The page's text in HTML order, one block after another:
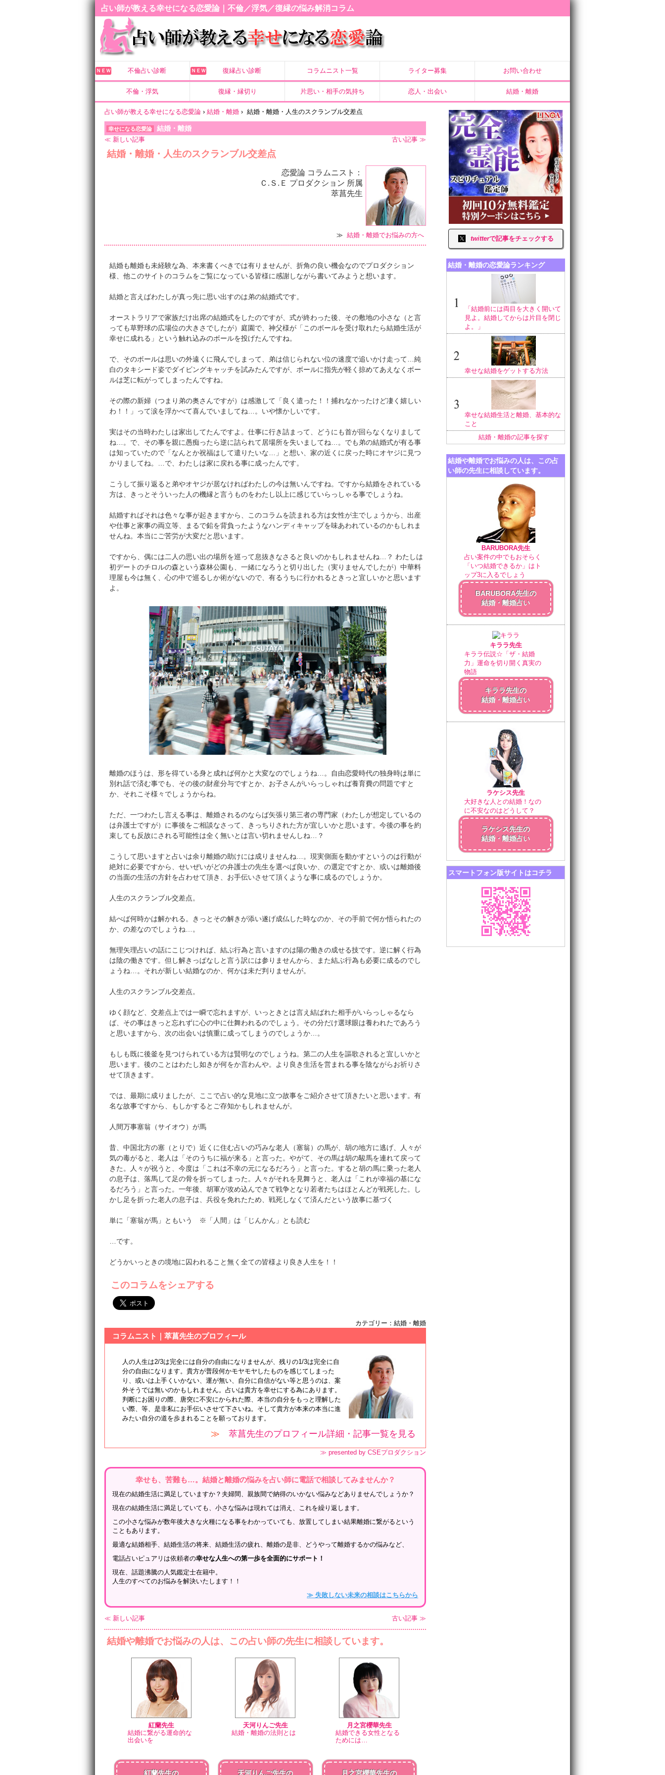
占い師が教える幸せになる恋愛論｜不倫／浮気／復縁の悩み解消コラム
ＮＥＷ 不倫占い診断 ＮＥＷ 復縁占い診断 コラムニスト一覧 ライター募集 お問い合わせ
不倫・浮気 復縁・縁切り 片思い・相手の気持ち 恋人・出会い 結婚・離婚
占い師が教える幸せになる恋愛論 ›結婚・離婚 › 結婚・離婚・人生のスクランブル交差点
幸せになる恋愛論 結婚・離婚
≪ 新しい記事 古い記事 ≫
結婚・離婚・人生のスクランブル交差点
恋愛論 コラムニスト：
Ｃ.Ｓ.Ｅ プロダクション 所属
萃菖先生
≫結婚・離婚でお悩みの方へ
結婚も離婚も未経験な為、本来書くべきでは有りませんが、折角の良い機会なのでプロダクション
様、他このサイトのコラムをご覧になっている皆様に感謝しながら書いてみようと想います。
結婚と言えばわたしが真っ先に思い出すのは弟の結婚式です。
オーストラリアで家族だけ出席の結婚式をしたのですが、式が終わった後、その敷地の小さな（と言
っても草野球の広場位の大きさでしたが）庭園で、神父様が「このボールを受け取れたら結婚生活が
幸せに成れる」という触れ込みのボールを投げたんですね。
で、そのボールは思いの外遠くに飛んでしまって、弟は信じられない位の速度で追いかけ走って…純
白のタキシード姿でダイビングキャッチを試みたんですが、ボールに指先が軽く掠めてあえなくボー
ルは芝に転がってしまったんですね。
その際の新婦（つまり弟の奥さんですが）は感激して「良く遣った！！捕れなかったけど凄く嬉しい
わ！！」って涙を浮かべて喜んでいましてね…。いや懐かしいです。
実はその当時わたしは家出してたんですよ。仕事に行き詰まって、どうにも首が回らなくなりまして
ね…。で、その事を親に愚痴ったら逆に詰られて居場所を失いましてね…。でも弟の結婚式が有る事
は知っていたので「なんとか祝福はして遣りたいな…」と想い、家の近くに戻った時にオヤジに見つ
かりましてね。…で、わたしは家に戻れる事に成ったんです。
こうして振り返ると弟やオヤジが居なければわたしの今は無いんですね。ですから結婚をされている
方は、きっとそういった人の機縁と言うものをわたし以上に感じていらっしゃる事でしょうね。
結婚すればそれは色々な事が起きますから、このコラムを読まれる方は女性が主でしょうから、出産
や仕事と家事の両立等、まるで鉛を背負ったようなハンディキャップを味あわれているのかもしれま
せんね。本当にご苦労が大変だと思います。
ですから、偶には二人の思い出の場所を巡って息抜きなさると良いのかもしれませんね…？ わたしは
初デートのチロルの森という森林公園も、一緒になろうと切り出した（実りませんでしたが）中華料
理屋も今は無く、心の中で巡るしか術がないので、有るうちに行かれるときっと宜しいかと思います
よ。
離婚のほうは、形を得ている身と成れば何かと大変なのでしょうね…。自由恋愛時代の独身時は単に
別れ話で済む事でも、その後の財産分与ですとか、お子さんがいらっしゃれば養育費の問題ですと
か、それこそ様々でしょうからね。
ただ、一つわたし言える事は、離婚されるのならば矢張り第三者の専門家（わたしが想定しているの
は弁護士ですが）に事後をご相談なさって、きっちりされた方が宜しいかと思います。今後の事を約
束しても反故にされる可能性は全く無いとは言い切れませんしね…？
こうして思いますと占いは余り離婚の助けには成りませんね…。現実側面を動かすというのは行動が
絶対に必要ですから、せいぜいがどの弁護士の先生を選べば良いか、の選定ですとか、或いは離婚後
の当面の生活の方針を占わせて頂き、お手伝いさせて頂くような事に成るのでしょうか。
人生のスクランブル交差点。
結べば何時かは解かれる。きっとその解きが添い遂げ成仏した時なのか、その手前で何か悟られたの
か、の差なのでしょうね…。
無理矢理占いの話にこじつければ、結ぶ行為と言いますのは陽の働きの成せる技です。逆に解く行為
は陰の働きです。但し解きっぱなしと言う訳には参りませんから、また結ぶ行為も必要に成るのでし
ょうね…。それが新しい結婚なのか、何かは未だ判りませんが。
人生のスクランブル交差点。
ゆく顔など、交差点上では一瞬で忘れますが、いっときとは言え結ばれた相手がいらっしゃるなら
ば、その事はきっと忘れずに心の中に仕舞われるのでしょう。その分だけ選球眼は養われたであろう
と思いますから、次の出会いは慎重に成ってしまうのでしょうか…。
もしも既に後釜を見つけられている方は賢明なのでしょうね。第二の人生を謳歌されると宜しいかと
思います。後のことはわたし如きが何をか言わんや。より良き生活を営まれる事を陰ながらお祈りさ
せて頂きます。
では、最期に成りましたが、ここで占い的な見地に立つ故事をご紹介させて頂きたいと思います。有
名な故事ですから、もしかするとご存知かもしれませんが。
人間万事塞翁（サイオウ）が馬
昔、中国北方の塞（とりで）近くに住む占いの巧みな老人（塞翁）の馬が、胡の地方に逃げ、人々が
気の毒がると、老人は「そのうちに福が来る」と言った。やがて、その馬は胡の駿馬を連れて戻って
きた。人々が祝うと、今度は「これは不幸の元になるだろう」と言った。すると胡の馬に乗った老人
の息子は、落馬して足の骨を折ってしまった。人々がそれを見舞うと、老人は「これが幸福の基にな
るだろう」と言った。一年後、胡軍が攻め込んできて戦争となり若者たちはほとんどが戦死した。し
かし足を折った老人の息子は、兵役を免れたため、戦死しなくて済んだという故事に基づく
単に「塞翁が馬」ともいう ※「人間」は「じんかん」とも読む
…です。
どうかいっときの境地に囚われること無く全ての皆様より良き人生を！！
このコラムをシェアする
カテゴリー：結婚・離婚
コラムニスト｜萃菖先生のプロフィール
人の人生は2/3は完全には自分の自由になりませんが、残りの1/3は完全に自
分の自由になります。貴方が普段何かモヤモヤしたものを感じてしまった
り、或いは上手くいかない、運が無い、自分に自信がない等と思うのは、案
外そうでは無いのかもしれません。占いは貴方を幸せにする為にあります。
判断にお困りの際、唐突に不安にかられた際、本当の自分をもっと理解した
い際、等、是非私にお手伝いさせて下さいね。そして貴方が本来の本当に進
みたい自分の道を歩まれることを願っております。
≫ 萃菖先生のプロフィール詳細・記事一覧を見る
≫ presented by CSEプロダクション
幸せも、苦難も…。結婚と離婚の悩みを占い師に電話で相談してみませんか？
現在の結婚生活に満足していますか？夫婦間、親族間で納得のいかない悩みなどありませんでしょうか？
現在の結婚生活に満足していても、小さな悩みは現れては消え、これを繰り返します。
この小さな悩みが数年後大きな火種になる事をわかっていても、放置してしまい結果離婚に繋がるという
こともあります。
最適な結婚相手、結婚生活の将来、結婚生活の疲れ、離婚の是非、どうやって離婚するかの悩みなど、
電話占いピュアリは依頼者の幸せな人生への第一歩を全面的にサポート！
現在、話題沸騰の人気鑑定士在籍中。
人生のすべてのお悩みを解決いたします！！
≫ 失敗しない未来の相談はこちらから
≪ 新しい記事 古い記事 ≫
結婚や離婚でお悩みの人は、この占い師の先生に相談しています。
紅蘭先生
結婚に繋がる運命的な
出会いを
紅蘭先生の
天河りんご先生
結婚・離婚の法則とは
天河りんご先生の
月之宮櫻華先生
結婚できる女性となる
ためには…
月之宮櫻華先生の
twitterで記事をチェックする
結婚・離婚の恋愛論ランキング
「結婚前には両目を大きく開いて
見よ。結婚してからは片目を閉じ
よ。」
幸せな結婚をゲットする方法
幸せな結婚生活と離婚、基本的な
こと
結婚・離婚の記事を探す
結婚や離婚でお悩みの人は、この占
い師の先生に相談しています。
BARUBORA先生
占い案件の中でもおそらく
「いつ結婚できるか」はト
ップ3に入るでしょう
BARUBORA先生の
結婚・離婚占い
キララ先生
キララ伝説☆「ザ・結婚
力」運命を切り開く真実の
物語
キララ先生の
結婚・離婚占い
ラケシス先生
大好きな人との結婚！なの
に不安なのはどうして？
ラケシス先生の
結婚・離婚占い
スマートフォン版サイトはコチラ